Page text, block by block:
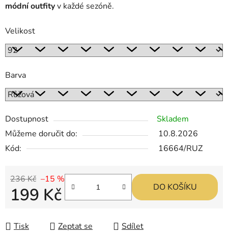
módní outfityv každé sezóně.
Velikost
Barva
Dostupnost
Skladem
Můžeme doručit do:
10.8.2026
Kód:
16664/RUZ
236 Kč –15 %
199 Kč DO KOŠÍKU
Tisk Zeptat se Sdílet